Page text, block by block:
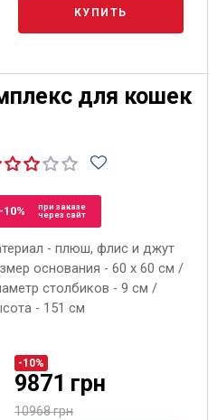
КУПИТЬ
для кошек
-10%
при заказе
через сайт
- плюш, флис и джут
основания - 60 x 60 см /
столбиков - 9 см /
- 151 см
-10%
9871 грн
10968 грн